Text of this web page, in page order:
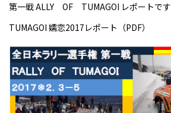
第一戦 ALLY OF TUMAGOI レポートです
TUMAGOI 嬬恋2017レポート （PDF）